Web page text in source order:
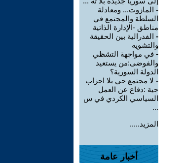
- المازوت... ومعادلة
السلطة والمجتمع في
مناطق -الإدارة الذاتية
- الفدرالية بين الحقيقة
والتشويه
- في مواجهة التشظي
والفوضى:من يستعيد
الدولة السورية؟
- لا مجتمع حي بلا احزاب
حية :دفاع عن العمل
السياسي الكردي في س
...
المزيد.....
أخبار عامة